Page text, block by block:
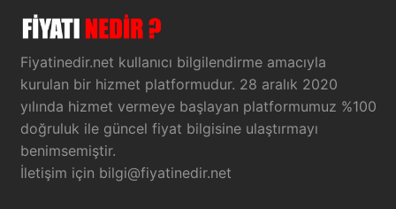
Fiyatinedir.net kullanıcı bilgilendirme amacıyla
kurulan bir hizmet platformudur. 28 aralık 2020
yılında hizmet vermeye başlayan platformumuz %100
doğruluk ile güncel fiyat bilgisine ulaştırmayı
benimsemiştir.
İletişim için bilgi@fiyatinedir.net